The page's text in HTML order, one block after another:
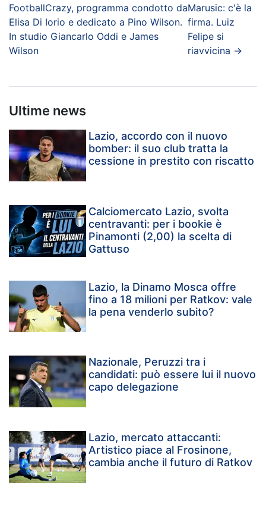
FootballCrazy, programma condotto da
Elisa Di Iorio e dedicato a Pino Wilson.
In studio Giancarlo Oddi e James
Wilson
Marusic: c'è la
firma. Luiz
Felipe si
riavvicina →
Ultime news
Lazio, accordo con il nuovo
bomber: il suo club tratta la
cessione in prestito con riscatto
Calciomercato Lazio, svolta
centravanti: per i bookie è
Pinamonti (2,00) la scelta di
Gattuso
Lazio, la Dinamo Mosca offre
fino a 18 milioni per Ratkov: vale
la pena venderlo subito?
Nazionale, Peruzzi tra i
candidati: può essere lui il nuovo
capo delegazione
Lazio, mercato attaccanti:
Artistico piace al Frosinone,
cambia anche il futuro di Ratkov